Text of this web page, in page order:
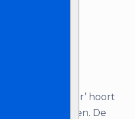
de tekst ‘75 jaar’ hoort
en Sarahpoppen. De